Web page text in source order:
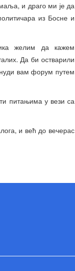
и драго ми је да
из Босне и
желим да кажем
Да би остварили
вам форум путем
питањима у вези са
и већ до вечерас